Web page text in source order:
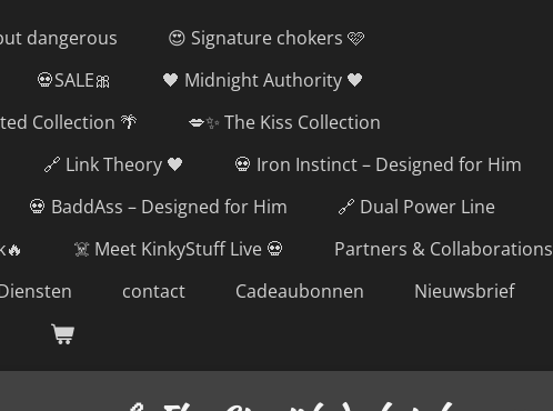
dangerous
😍 Signature chokers 🩷
💀SALE🎀
🖤 Midnight Authority 🖤
Collection 🌴
💋✨ The Kiss Collection
🔗 Link Theory 🖤
💀 Iron Instinct – Designed for Him
💀 BaddAss – Designed for Him
🔗 Dual Power Line
☠️ Meet KinkyStuff Live 💀
Partners & Collaborations
contact Cadeaubonnen
Nieuwsbrief